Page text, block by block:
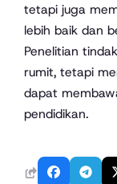
tetapi juga
lebih baik dan
Penelitian
rumit, tetapi
dapat
pendidikan.